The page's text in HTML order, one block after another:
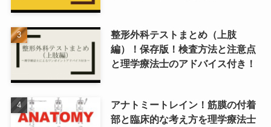
整形外科テストまとめ（上肢
編）！保存版！検査方法と注意点
と理学療法士のアドバイス付き！
アナトミートレイン！筋膜の付着
部と臨床的な考え方を理学療法士